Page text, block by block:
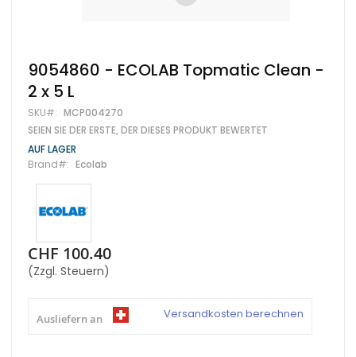
Zum
Anfang
der
Bildgalerie
springen
9054860 - ECOLAB Topmatic Clean -
2 x 5 L
SKU MCP004270
SEIEN SIE DER ERSTE, DER DIESES PRODUKT BEWERTET
AUF LAGER
Brand
Ecolab
CHF 100.40
(Zzgl. Steuern)
Ausliefern an Versandkosten berechnen